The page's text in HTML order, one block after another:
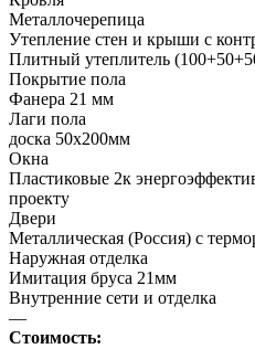
Металлочерепица
Утепление стен и крыши с
Плитный утеплитель
Покрытие пола
Фанера 21 мм
Лаги пола
доска 50х200мм
Окна
Пластиковые 2к
проекту
Двери
Металлическая (Россия) с
Наружная отделка
Имитация бруса 21мм
Внутренние сети и отделка
—
Стоимость: